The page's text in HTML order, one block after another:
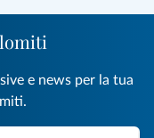
e news per la tua